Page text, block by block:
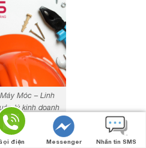
Móc – Linh
lý kinh doanh
giá bằng phần
điện Messenger Nhắn tin SMS